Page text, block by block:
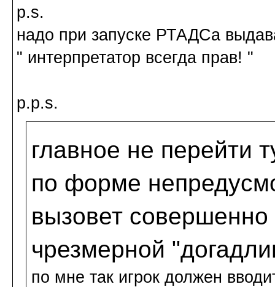
p.s.
надо при запуске РТАДСа
" интерпретатор всегда прав! "
p.p.s.
главное не перейти
по форме
вызовет совершенно
чрезмерной
по мне так игрок должен